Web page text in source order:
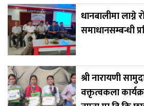
धानबालीमा लाग्ने
समाधानसम्बन्धी
श्री नारायणी
वक्तृत्वकला